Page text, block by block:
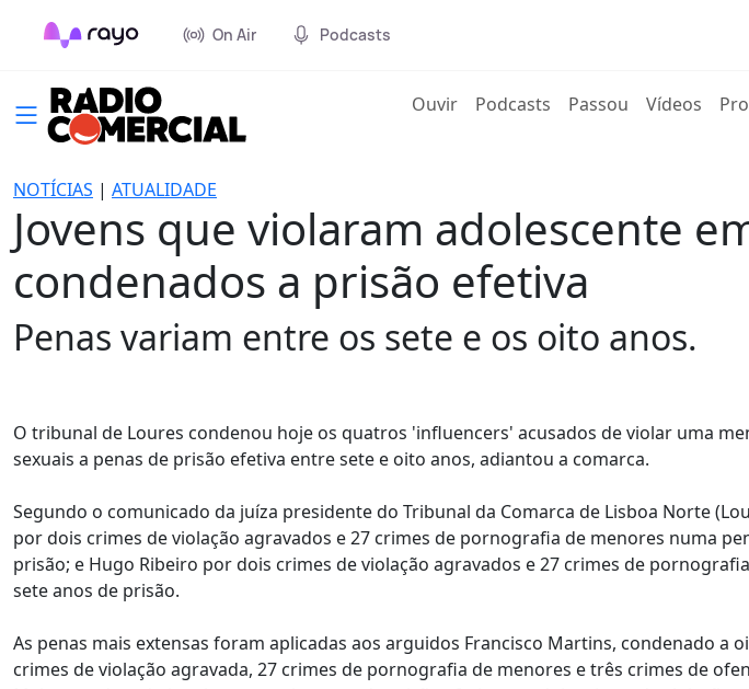
On Air Podcasts
Ouvir(current)
Podcasts Passou Vídeos
NOTÍCIAS | ATUALIDADE
Jovens que violaram adolescente
condenados a prisão efetiva
Penas variam entre os sete e os oito anos.
O tribunal de Loures condenou hoje os quatros 'influencers' acusados de violar uma
sexuais a penas de prisão efetiva entre sete e oito anos, adiantou a comarca.
Segundo o comunicado da juíza presidente do Tribunal da Comarca de Lisboa Norte
por dois crimes de violação agravados e 27 crimes de pornografia de menores numa
prisão; e Hugo Ribeiro por dois crimes de violação agravados e 27 crimes de
sete anos de prisão.
As penas mais extensas foram aplicadas aos arguidos Francisco Martins, condenado a
crimes de violação agravada, 27 crimes de pornografia de menores e três crimes de